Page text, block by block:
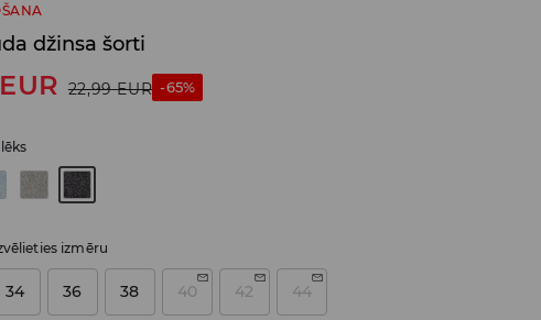
džinsa šorti
EUR 22,99 EUR -65%
izmēru
34 36 38 40 42 44